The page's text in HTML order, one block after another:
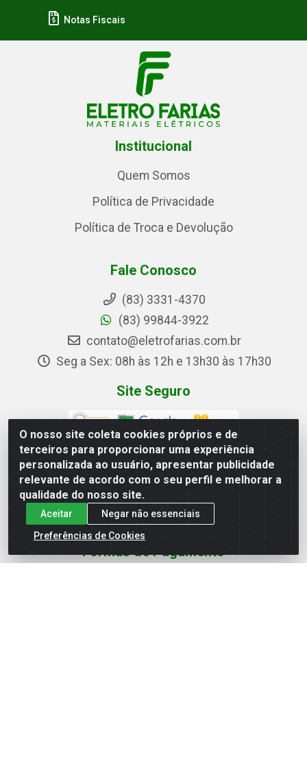
O nosso site coleta cookies próprios e de
terceiros para proporcionar uma experiência
personalizada ao usuário, apresentar publicidade
relevante de acordo com o seu perfil e melhorar a
qualidade do nosso site.
Aceitar
Negar não essenciais
Preferências de Cookies
Notas Fiscais
Institucional
Quem Somos
Política de Privacidade
Política de Troca e Devolução
Fale Conosco
(83) 3331-4370
(83) 99844-3922
contato@eletrofarias.com.br
Seg a Sex: 08h às 12h e 13h30 às 17h30
Site Seguro
Redes Sociais
Instagram
YouTube
Formas de Pagamento